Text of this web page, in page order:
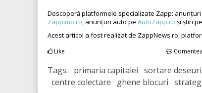
Descoperă platformele specializate Zapp:
Zappimo.ro , anunțuri auto pe AutoZapp.ro și știri pe
Acest articol a fost realizat de ZappNews.ro,
Like
Tags: primaria capitalei sortare
centre colectare ghene blocuri